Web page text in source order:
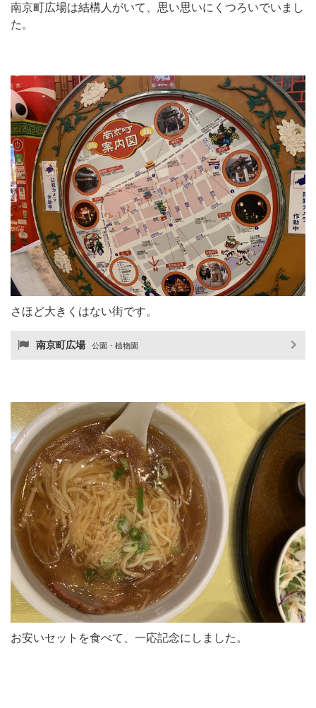
南京町広場は結構人がいて、思い思いにくつろいでいまし
た。
さほど大きくはない街です。
南京町広場 公園・植物園
お安いセットを食べて、一応記念にしました。